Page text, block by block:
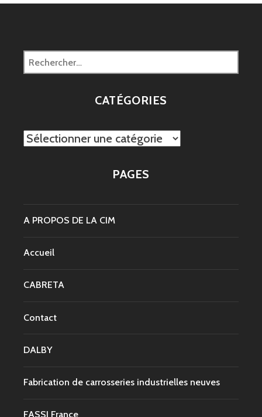
Rechercher :
CATÉGORIES
Catégories
PAGES
A PROPOS DE LA CIM
Accueil
CABRETA
Contact
DALBY
Fabrication de carrosseries industrielles neuves
FASSI France